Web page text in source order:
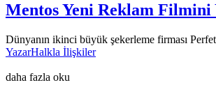
Mentos Yeni Reklam Filmini
Dünyanın ikinci büyük şekerleme firması
YazarHalkla İlişkiler
daha fazla oku